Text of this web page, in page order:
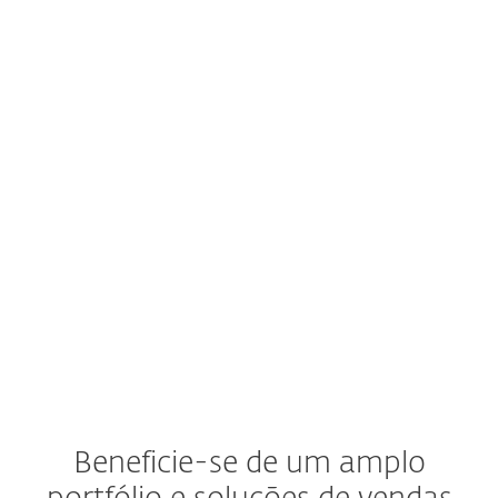
Beneficie-se de um amplo